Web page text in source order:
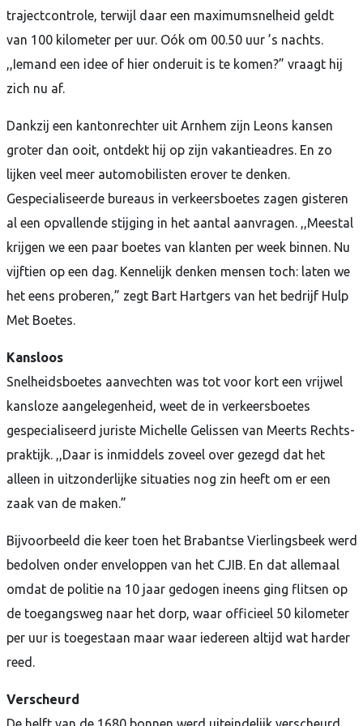
trajectcontrole, terwijl daar een maximumsnelheid geldt
van 100 kilometer per uur. Oók om 00.50 uur ’s nachts.
,,Iemand een idee of hier onderuit is te komen?” vraagt hij
zich nu af.
Dankzij een kantonrechter uit Arnhem zijn Leons kansen
groter dan ooit, ontdekt hij op zijn vakantieadres. En zo
lijken veel meer automobilisten erover te denken.
Gespecialiseerde bureaus in verkeersboetes zagen gisteren
al een opvallende stijging in het aantal aanvragen. ,,Meestal
krijgen we een paar boetes van klanten per week binnen. Nu
vijftien op een dag. Kennelijk denken mensen toch: laten we
het eens proberen,” zegt Bart Hartgers van het bedrijf Hulp
Met Boetes.
Kansloos
Snelheidsboetes aanvechten was tot voor kort een vrijwel
kansloze aangelegenheid, weet de in verkeersboetes
gespecialiseerd juriste Michelle Gelissen van Meerts Rechts­
praktijk. ,,Daar is inmiddels zoveel over gezegd dat het
alleen in uitzonderlijke situaties nog zin heeft om er een
zaak van de maken.”
Bijvoorbeeld die keer toen het Brabantse Vierlingsbeek werd
bedolven onder enveloppen van het CJIB. En dat allemaal
omdat de politie na 10 jaar gedogen ineens ging flitsen op
de toegangsweg naar het dorp, waar officieel 50 kilometer
per uur is toegestaan maar waar iedereen altijd wat harder
reed.
Verscheurd